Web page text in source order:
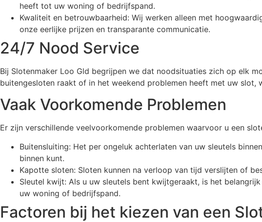
heeft tot uw woning of bedrijfspand.
Kwaliteit en betrouwbaarheid: Wij werken alleen met
onze eerlijke prijzen en transparante communicatie.
24/7 Nood Service
Bij Slotenmaker Loo Gld begrijpen we dat noodsituaties zich op elk
buitengesloten raakt of in het weekend problemen heeft met uw slot,
Vaak Voorkomende Problemen
Er zijn verschillende veelvoorkomende problemen waarvoor u een
Buitensluiting: Het per ongeluk achterlaten van uw sleutels
binnen kunt.
Kapotte sloten: Sloten kunnen na verloop van tijd verslijten of
Sleutel kwijt: Als u uw sleutels bent kwijtgeraakt, is het
uw woning of bedrijfspand.
Factoren bij het kiezen van een